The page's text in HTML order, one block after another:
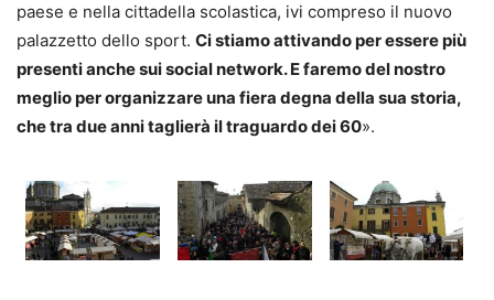
paese e nella cittadella scolastica, ivi compreso il nuovo
palazzetto dello sport. Ci stiamo attivando per essere più
presenti anche sui social network. E faremo del nostro
meglio per organizzare una fiera degna della sua storia,
che tra due anni taglierà il traguardo dei 60».